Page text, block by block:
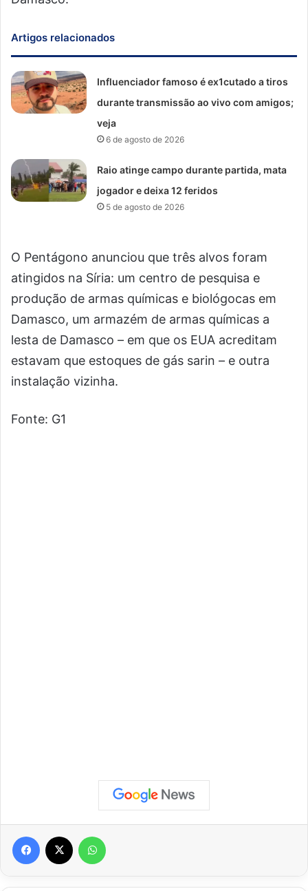
Artigos relacionados
Influenciador famoso é ex1cutado a tiros
durante transmissão ao vivo com amigos;
veja
6 de agosto de 2026
Raio atinge campo durante partida, mata
jogador e deixa 12 feridos
5 de agosto de 2026
O Pentágono anunciou que três alvos foram
atingidos na Síria: um centro de pesquisa e
produção de armas químicas e biológocas em
Damasco, um armazém de armas químicas a
lesta de Damasco – em que os EUA acreditam
estavam que estoques de gás sarin – e outra
instalação vizinha.
Fonte: G1